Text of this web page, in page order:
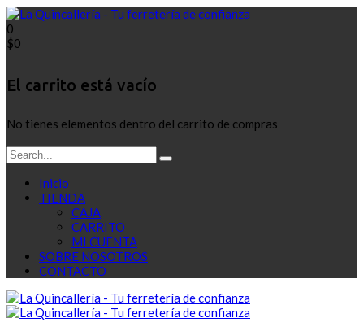
0
$0
El carrito está vacío
No tienes elementos dentro del carrito de compras
Inicio
TIENDA
CAJA
CARRITO
MI CUENTA
SOBRE NOSOTROS
CONTACTO